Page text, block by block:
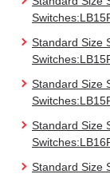
Standard Size
Standard Size
Standard Size
Standard Size